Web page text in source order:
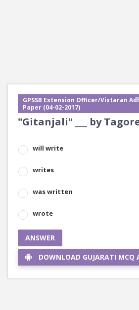
GPSSB Extension Officer/Vistaran
Paper (04-02-2017)
"Gitanjali" ___ by
will write
writes
was written
wrote
ANSWER
DOWNLOAD GUJARATI MCQ